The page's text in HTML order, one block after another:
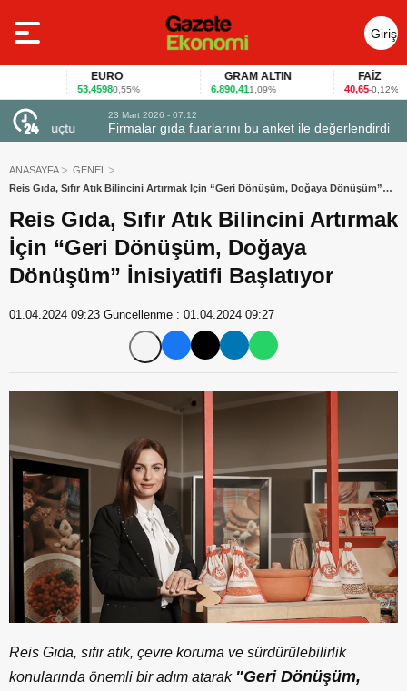
Giriş
Yap
EURO
53,45980,55%
GRAM ALTIN
6.890,411,09%
FAİZ
40,65-0,12%
23 Mart 2026 - 07:12
Firmalar gıda fuarlarını bu anket ile değerlendirdi
ANASAYFA
GENEL
Reis Gıda, Sıfır Atık Bilincini Artırmak İçin “Geri Dönüşüm, Doğaya Dönüşüm”
Reis Gıda, Sıfır Atık Bilincini Artırmak
İçin “Geri Dönüşüm, Doğaya
Dönüşüm” İnisiyatifi Başlatıyor
01.04.2024 09:23 Güncellenme : 01.04.2024 09:27
Reis Gıda, sıfır atık, çevre koruma ve sürdürülebilirlik
konularında önemli bir adım atarak "Geri Dönüşüm,